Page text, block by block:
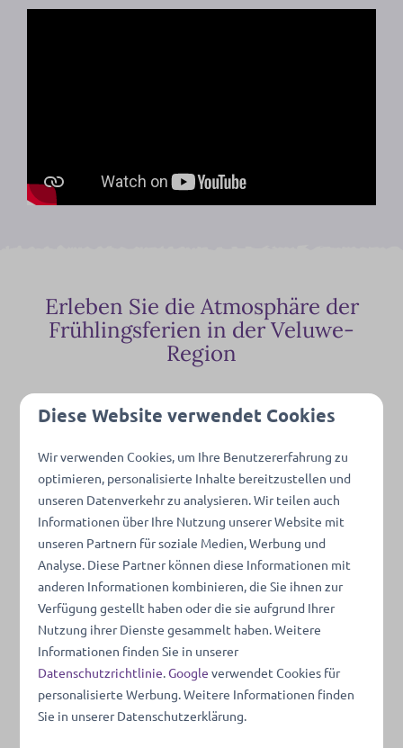
Erleben Sie die Atmosphäre der
Frühlingsferien in der Veluwe-
Region
Diese Website verwendet Cookies
Wir verwenden Cookies, um Ihre Benutzererfahrung zu
optimieren, personalisierte Inhalte bereitzustellen und
unseren Datenverkehr zu analysieren. Wir teilen auch
Informationen über Ihre Nutzung unserer Website mit
unseren Partnern für soziale Medien, Werbung und
Analyse. Diese Partner können diese Informationen mit
anderen Informationen kombinieren, die Sie ihnen zur
Verfügung gestellt haben oder die sie aufgrund Ihrer
Nutzung ihrer Dienste gesammelt haben. Weitere
Informationen finden Sie in unserer
Datenschutzrichtlinie .Google verwendet Cookies für
personalisierte Werbung. Weitere Informationen finden
Sie in unserer Datenschutzerklärung.